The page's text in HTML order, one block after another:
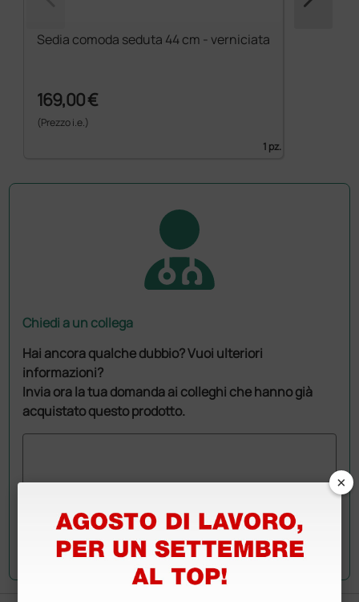
Sedia comoda seduta 44 cm - verniciata
169,00 €
(Prezzo i.e.)
1 pz.
Chiedi a un collega
Hai ancora qualche dubbio? Vuoi ulteriori
informazioni?
Invia ora la tua domanda ai colleghi che hanno già
acquistato questo prodotto.
Invia la tua domanda
×